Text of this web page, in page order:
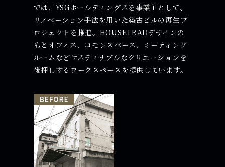
では、YSGホールディングスを事業主として、
リノベーション手法を用いた築古ビルの再生プ
ロジェクトを推進。HOUSETRADデザインの
もとオフィス、コモンスペース、ミーティング
ルームなどサスティナブルなクリエーションを
後押しするワークスペースを提供しています。